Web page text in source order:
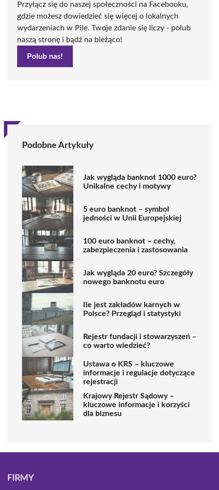
Przyłącz się do naszej społeczności na Facebooku,
gdzie możesz dowiedzieć się więcej o lokalnych
wydarzeniach w Pile. Twoje zdanie się liczy - polub
naszą stronę i bądź na bieżąco!
Polub nas!
Podobne Artykuły
Jak wygląda banknot 1000 euro?
Unikalne cechy i motywy
5 euro banknot – symbol
jedności w Unii Europejskiej
100 euro banknot – cechy,
zabezpieczenia i zastosowania
Jak wygląda 20 euro? Szczegóły
nowego banknotu euro
Ile jest zakładów karnych w
Polsce? Przegląd i statystyki
Rejestr fundacji i stowarzyszeń –
co warto wiedzieć?
Ustawa o KRS – kluczowe
informacje i regulacje dotyczące
rejestracji
Krajowy Rejestr Sądowy –
kluczowe informacje i korzyści
dla biznesu
FIRMY